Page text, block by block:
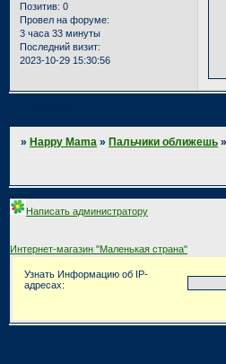
Позитив: 0
Провел на форуме:
3 часа 33 минуты
Последний визит:
2023-10-29 15:30:56
»Happy Mama »Пальчики оближешь
Написать администратору
Интернет-магазин "Маленькая страна"
Узнать Информацию об IP-
адресах: